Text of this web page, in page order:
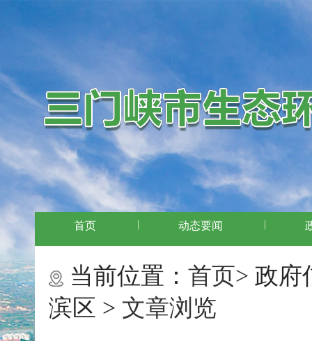
首页 动态要闻
当前位置： 首页> 政府
滨区 > 文章浏览